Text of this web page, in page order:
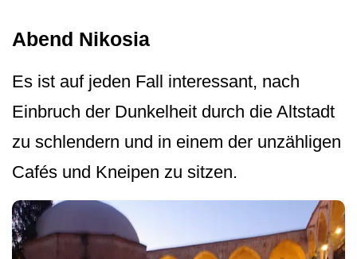
Abend Nikosia
Es ist auf jeden Fall interessant, nach
Einbruch der Dunkelheit durch die Altstadt
zu schlendern und in einem der unzähligen
Cafés und Kneipen zu sitzen.